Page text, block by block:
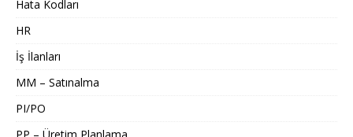
Hata Kodları
HR
İş İlanları
MM – Satınalma
PI/PO